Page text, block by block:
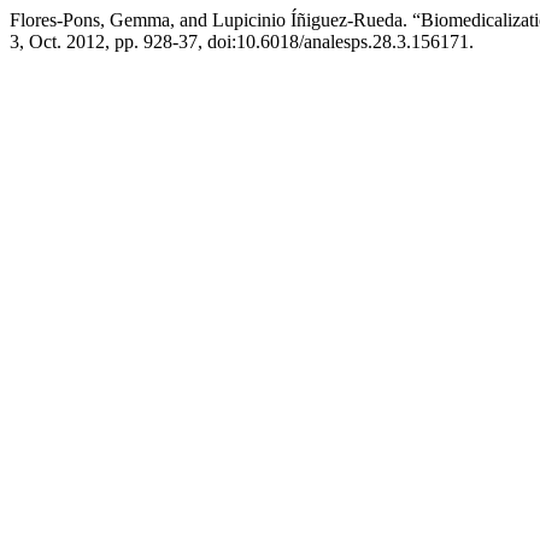
Flores-Pons, Gemma, and Lupicinio Íñiguez-Rueda.
3, Oct. 2012, pp. 928-37, doi:10.6018/analesps.28.3.156171.